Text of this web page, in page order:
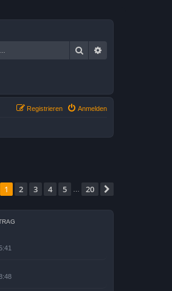
Suche
Anmelden
Registrieren
Seite von20
1 2 3 4 5 20